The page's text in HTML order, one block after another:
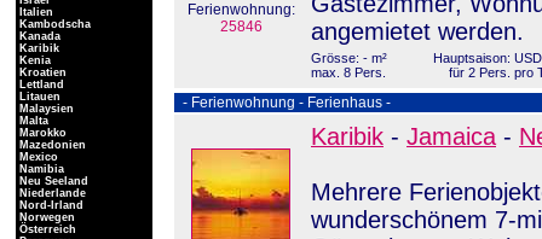
Ferienwohnung:
25846
angemietet werden.
Grösse: - m²
max. 8 Pers.
Hauptsaison:
für 2 Pers. pro
- Ferienwohnung - Ferienhaus -
Karibik - Jamaica -
Mehrere
wunderschönem 7-
Italien
Kambodscha
Kanada
Karibik
Kenia
Kroatien
Lettland
Litauen
Malaysien
Malta
Marokko
Mazedonien
Mexico
Namibia
Neu Seeland
Niederlande
Nord-Irland
Norwegen
Österreich